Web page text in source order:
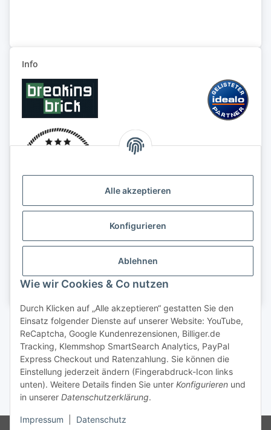
Alle akzeptieren
Konfigurieren
Ablehnen
Wie wir Cookies & Co nutzen
Durch Klicken auf „Alle akzeptieren“ gestatten Sie den
Einsatz folgender Dienste auf unserer Website: YouTube,
ReCaptcha, Google Kundenrezensionen, Billiger.de
Tracking, Klemmshop SmartSearch Analytics, PayPal
Express Checkout und Ratenzahlung. Sie können die
Einstellung jederzeit ändern (Fingerabdruck-Icon links
unten). Weitere Details finden Sie unter Konfigurieren und
in unserer Datenschutzerklärung.
Impressum Datenschutz
Info
Vertrag widerrufen
* inkl. gesetzl. MwSt.